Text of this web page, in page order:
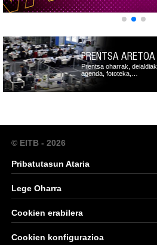
PRENTSA ARETOA
Prentsa oharrak, deialdiak,
agenda, fototeka,…
© EITB - 2026
Pribatutasun Ataria
Lege Oharra
Cookien erabilera
Cookien konfigurazioa